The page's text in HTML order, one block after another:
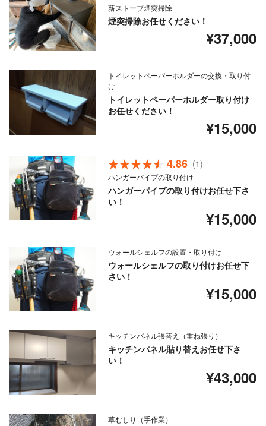
薪ストーブ煙突掃除
煙突掃除お任せください！
¥37,000
トイレットペーパーホルダーの交換・取り付
け
トイレットペーパーホルダー取り付け
お任せください！
¥15,000
4.86 (1)
ハンガーパイプの取り付け
ハンガーパイプの取り付けお任せ下さ
い！
¥15,000
ウォールシェルフの設置・取り付け
ウォールシェルフの取り付けお任せ下
さい！
¥15,000
キッチンパネル張替え（重ね張り）
キッチンパネル貼り替えお任せ下さ
い！
¥43,000
草むしり（手作業）